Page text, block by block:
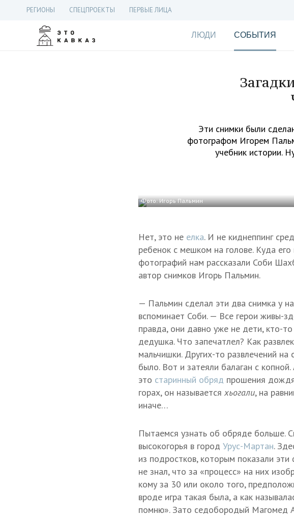
РЕГИОНЫ СПЕЦПРОЕКТЫ ПЕРВЫЕ ЛИЦА
ЛЮДИ СОБЫТИЯ
Эти снимки были
фотографом Игорем
учебник истории.
Фото: Игорь Пальмин
Нет, это не елка. И не киднеппинг
ребенок с мешком на голове. Куда
фотографий нам рассказали Соби
автор снимков Игорь Пальмин.
— Пальмин сделал эти два снимка у
вспоминает Соби. — Все герои живы-
правда, они давно уже не дети, кто-
дедушка. Что запечатлел? Как
мальчишки. Других-то развлечений на
было. Вот и затеяли балаган с
это старинный обряд прошения
горах, он называется хьогали, на
иначе…
Пытаемся узнать об обряде больше.
высокогорья в город Урус-Мартан.
из подростков, которым показали эти
не знал, что за «процесс» на них
кому за 30 или около того,
вроде игра такая была, а как
помню». Зато седобородый Магомед